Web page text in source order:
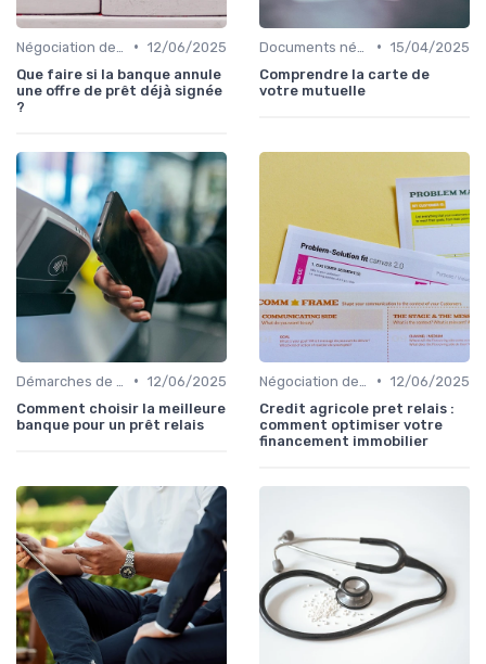
• 12/06/2025
Que faire si la banque annule
une offre de prêt déjà signée
?
• 15/04/2025
Comprendre la carte de
votre mutuelle
• 12/06/2025
Comment choisir la meilleure
banque pour un prêt relais
• 12/06/2025
Credit agricole pret relais :
comment optimiser votre
financement immobilier